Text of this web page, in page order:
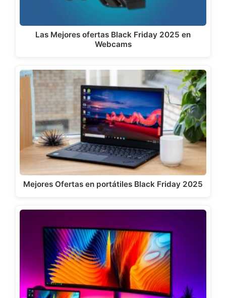
Las Mejores ofertas Black Friday 2025 en
Webcams
Mejores Ofertas en portátiles Black Friday 2025